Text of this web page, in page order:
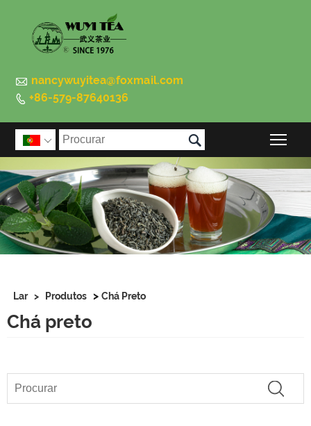
 nancywuyitea@foxmail.com
 +86-579-87640136
 
Lar > Produtos > Chá Preto
Chá preto